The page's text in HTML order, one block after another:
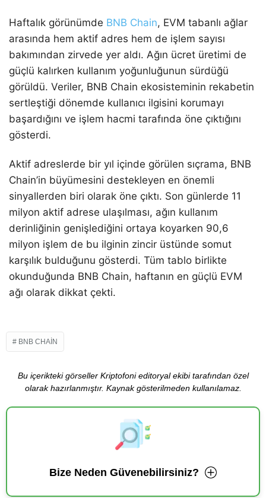
Haftalık görünümde BNB Chain, EVM tabanlı ağlar
arasında hem aktif adres hem de işlem sayısı
bakımından zirvede yer aldı. Ağın ücret üretimi de
güçlü kalırken kullanım yoğunluğunun sürdüğü
görüldü. Veriler, BNB Chain ekosisteminin rekabetin
sertleştiği dönemde kullanıcı ilgisini korumayı
başardığını ve işlem hacmi tarafında öne çıktığını
gösterdi.
Aktif adreslerde bir yıl içinde görülen sıçrama, BNB
Chain’in büyümesini destekleyen en önemli
sinyallerden biri olarak öne çıktı. Son günlerde 11
milyon aktif adrese ulaşılması, ağın kullanım
derinliğinin genişlediğini ortaya koyarken 90,6
milyon işlem de bu ilginin zincir üstünde somut
karşılık bulduğunu gösterdi. Tüm tablo birlikte
okunduğunda BNB Chain, haftanın en güçlü EVM
ağı olarak dikkat çekti.
BNB CHAIN
Bu içerikteki görseller Kriptofoni editoryal ekibi tarafından özel
olarak hazırlanmıştır. Kaynak gösterilmeden kullanılamaz.
Bize Neden Güvenebilirsiniz?